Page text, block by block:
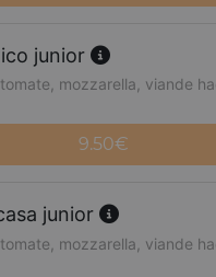
junior
mozzarella, viande
9.50€
junior
mozzarella, viande